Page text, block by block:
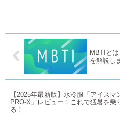
MBTIと
を解説し
【2025年最新版】水冷服「アイスマ
PRO-X」レビュー！これで猛暑を乗
る！